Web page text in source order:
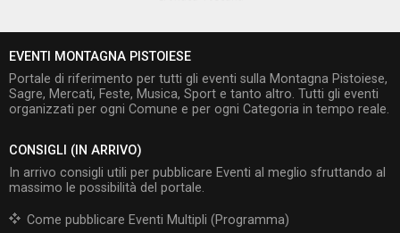
EVENTI MONTAGNA PISTOIESE
Portale di riferimento per tutti gli eventi sulla Montagna Pistoiese,
Sagre, Mercati, Feste, Musica, Sport e tanto altro. Tutti gli eventi
organizzati per ogni Comune e per ogni Categoria in tempo reale.
CONSIGLI (IN ARRIVO)
In arrivo consigli utili per pubblicare Eventi al meglio sfruttando al
massimo le possibilità del portale.
Come pubblicare Eventi Multipli (Programma)